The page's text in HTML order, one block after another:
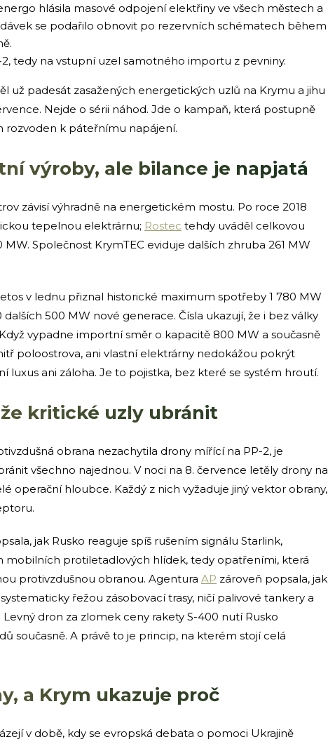
hlásila masové odpojení elektřiny ve všech městech a
se podařilo obnovit po rezervních schématech během
tedy na vstupní uzel samotného importu z pevniny.
už padesát zasažených energetických uzlů na Krymu a jihu
Nejde o sérii náhod. Jde o kampaň, která postupně
rozvoden k páteřnímu napájení.
výroby, ale bilance je napjatá
závisí výhradně na energetickém mostu. Po roce 2018
tepelnou elektrárnu; Rostec tehdy uváděl celkovou
Společnost KrymTEC eviduje dalších zhruba 261 MW
v lednu přiznal historické maximum spotřeby 1 780 MW
500 MW nové generace. Čísla ukazují, že i bez války
vypadne importní směr o kapacitě 800 MW a současně
poloostrova, ani vlastní elektrárny nedokážou pokrýt
luxus ani záloha. Je to pojistka, bez které se systém hroutí.
kritické uzly ubránit
obrana nezachytila drony mířící na PP-2, je
všechno najednou. V noci na 8. července letěly drony na
operační hloubce. Každý z nich vyžaduje jiný vektor obrany,
jak Rusko reaguje spíš rušením signálu Starlink,
mobilních protiletadlových hlídek, tedy opatřeními, která
protivzdušnou obranou. Agentura AP zároveň popsala, jak
řežou zásobovací trasy, ničí palivové tankery a
dron za zlomek ceny rakety S-400 nutí Rusko
současně. A právě to je princip, na kterém stojí celá
a Krym ukazuje proč
v době, kdy se evropská debata o pomoci Ukrajině